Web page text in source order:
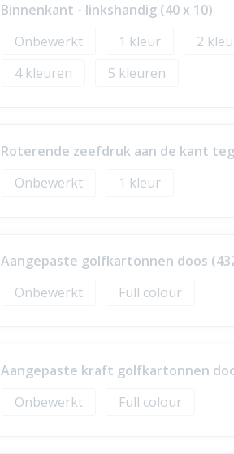
Binnenkant - linkshandig (40 x 10)
Onbewerkt
1 2
4
5
Roterende zeefdruk aan de kant
Onbewerkt
1
Aangepaste golfkartonnen doos
Onbewerkt
Full colour
Aangepaste kraft golfkartonnen
Onbewerkt
Full colour